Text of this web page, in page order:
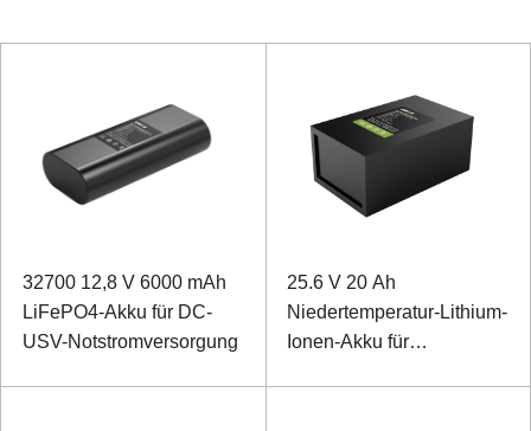
32700 12,8 V 6000 mAh
LiFePO4-Akku für DC-
USV-Notstromversorgung
25.6 V 20 Ah
Niedertemperatur-Lithium-
Ionen-Akku für